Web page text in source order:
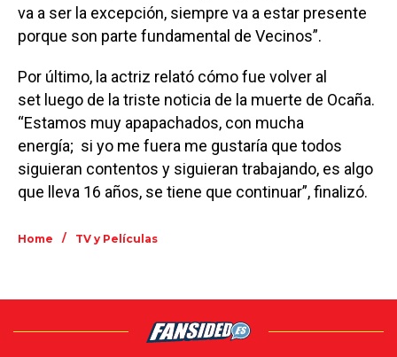
va a ser la excepción, siempre va a estar presente
porque son parte fundamental de Vecinos”.
Por último, la actriz relató cómo fue volver al
set luego de la triste noticia de la muerte de Ocaña.
“Estamos muy apapachados, con mucha
energía; si yo me fuera me gustaría que todos
siguieran contentos y siguieran trabajando, es algo
que lleva 16 años, se tiene que continuar”, finalizó.
Home / TV y Películas